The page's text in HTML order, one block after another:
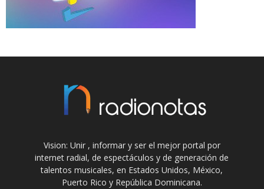
Vision: Unir , informar y ser el mejor portal por
internet radial, de espectáculos y de generación de
talentos musicales, en Estados Unidos, México,
Puerto Rico y República Dominicana.